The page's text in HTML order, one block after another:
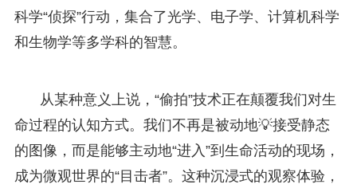
科学“侦探”行动，集合了光学、电子学、计算机科学
和生物学等多学科的智慧。
从某种意义上说，“偷拍”技术正在颠覆我们对生
命过程的认知方式。我们不再是被动地💡接受静态
的图像，而是能够主动地“进入”到生命活动的现场，
成为微观世界的“目击者”。这种沉浸式的观察体验，